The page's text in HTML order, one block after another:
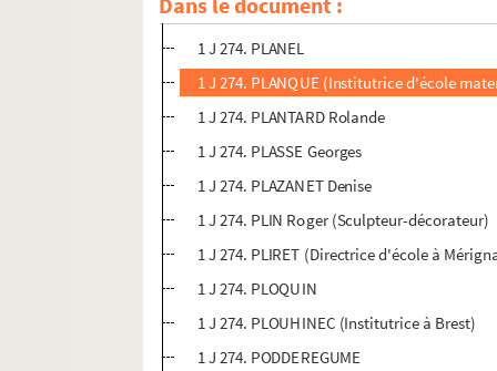
1 J 274. PIZETTE (Collège de Cognac)
1 J 274. PLANEL
1 J 274. PLANQUE (Institutrice d'école
1 J 274. PLANTARD Rolande
1 J 274. PLASSE Georges
1 J 274. PLAZANET Denise
1 J 274. PLIN Roger (Sculpteur-décorateur)
1 J 274. PLIRET (Directrice d'école à
1 J 274. PLOQUIN
1 J 274. PLOUHINEC (Institutrice à Brest)
1 J 274. PODDEREGUME